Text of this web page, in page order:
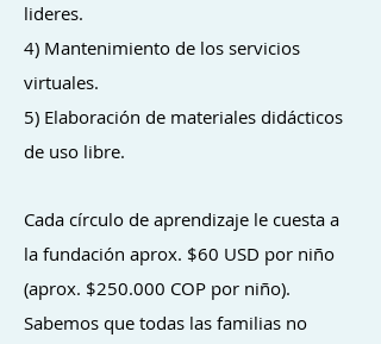
lideres.
4) Mantenimiento de los servicios
virtuales.
5) Elaboración de materiales didácticos
de uso libre.
Cada círculo de aprendizaje le cuesta a
la fundación aprox. $60 USD por niño
(aprox. $250.000 COP por niño).
Sabemos que todas las familias no